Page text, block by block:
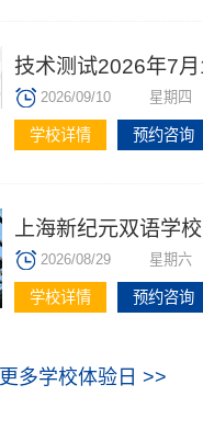
2026/09/10 星期四
学校详情 预约咨询
上海新纪元双语学校
2026/08/29 星期六
学校详情 预约咨询
更多学校体验日 >>